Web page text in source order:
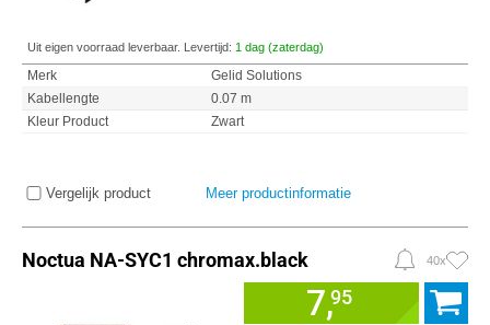
Uit eigen voorraad leverbaar. Levertijd: 1 dag (zaterdag)
Merk
Gelid Solutions
Kabellengte
0.07 m
Kleur Product
Zwart
Vergelijk product Meer productinformatie
Noctua NA-SYC1 chromax.black 40x
7,95